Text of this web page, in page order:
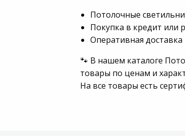
Потолочные
Покупка в кредит или
Оперативная
🐾 В нашем каталоге
товары по ценам и
На все товары есть